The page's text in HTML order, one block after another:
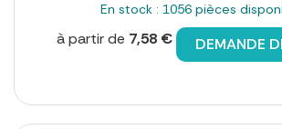
En stock : 1056 pièces
à partir de 7,58 € DEMANDE